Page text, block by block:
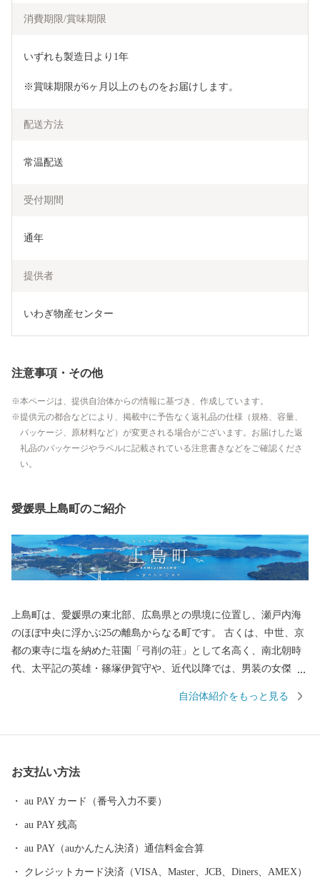
消費期限/賞味期限
いずれも製造日より1年
※賞味期限が6ヶ月以上のものをお届けします。
配送方法
常温配送
受付期間
通年
提供者
いわぎ物産センター
注意事項・その他
本ページは、提供自治体からの情報に基づき、作成しています。
提供元の都合などにより、掲載中に予告なく返礼品の仕様（規格、容量、
パッケージ、原材料など）が変更される場合がございます。お届けした返
礼品のパッケージやラベルに記載されている注意書きなどをご確認くださ
い。
愛媛県上島町のご紹介
上島町は、愛媛県の東北部、広島県との県境に位置し、瀬戸内海
のほぼ中央に浮かぶ25の離島からなる町です。 古くは、中世、京
都の東寺に塩を納めた荘園「弓削の荘」として名高く、南北朝時
代、太平記の英雄・篠塚伊賀守や、近代以降では、男装の女傑・
います。 また、近年では島々を橋で結ぶ「ゆめしま海道」が潮風
で、多くの皆様のご支援をお願いします。 ご寄付いただいた金額
は送付できません。返礼品をご希望の場合はNPO法人への寄付以
外を選択してください。 ※お礼品の贈呈は、町外にお住まいの方
です。 ※同一年内で複数回の寄付を行った場合でも、都度お礼品
自治体紹介をもっと見る
お支払い方法
au PAY カード（番号入力不要）
au PAY 残高
au PAY（auかんたん決済）通信料金合算
クレジットカード決済（VISA、Master、JCB、Diners、AMEX）